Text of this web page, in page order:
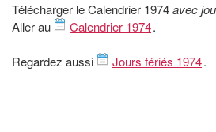
Télécharger le Calendrier 1974avec
Aller au
Calendrier 1974.
Regardez aussi Jours fériés 1974.